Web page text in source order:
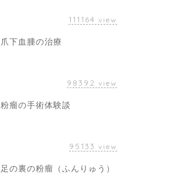
111164 view
爪下血腫の治療
98392 view
粉瘤の手術体験談
95133 view
足の裏の粉瘤（ふんりゅう）